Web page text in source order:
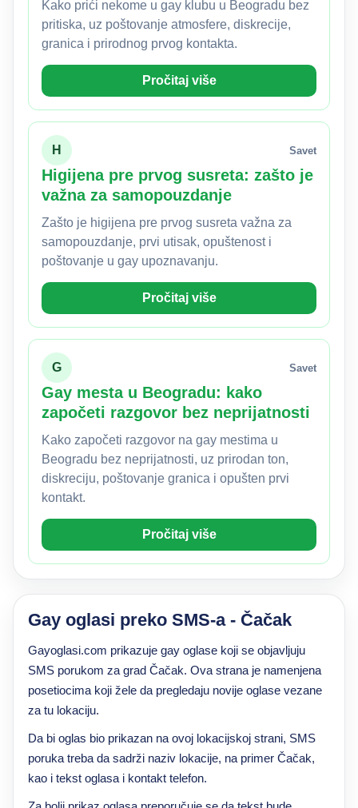
Kako prići nekome u gay klubu u Beogradu bez
pritiska, uz poštovanje atmosfere, diskrecije,
granica i prirodnog prvog kontakta.
Pročitaj više
H Savet
Higijena pre prvog susreta: zašto je
važna za samopouzdanje
Zašto je higijena pre prvog susreta važna za
samopouzdanje, prvi utisak, opuštenost i
poštovanje u gay upoznavanju.
Pročitaj više
G Savet
Gay mesta u Beogradu: kako
započeti razgovor bez neprijatnosti
Kako započeti razgovor na gay mestima u
Beogradu bez neprijatnosti, uz prirodan ton,
diskreciju, poštovanje granica i opušten prvi
kontakt.
Pročitaj više
Gay oglasi preko SMS-a - Čačak
Gayoglasi.com prikazuje gay oglase koji se objavljuju
SMS porukom za grad Čačak. Ova strana je namenjena
posetiocima koji žele da pregledaju novije oglase vezane
za tu lokaciju.
Da bi oglas bio prikazan na ovoj lokacijskoj strani, SMS
poruka treba da sadrži naziv lokacije, na primer Čačak,
kao i tekst oglasa i kontakt telefon.